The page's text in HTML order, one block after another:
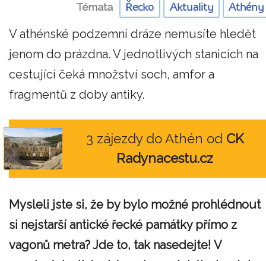
Témata Řecko Aktuality Athény
V athénské podzemní dráze nemusíte hledět
jenom do prázdna. V jednotlivých stanicích na
cestující čeká množství soch, amfor a
fragmentů z doby antiky.
3 zájezdy do Athén od CK
Radynacestu.cz
Mysleli jste si, že by bylo možné prohlédnout
si nejstaršíantické řecké památky přímo z
vagonů metra? Jde to, tak nasedejte! V